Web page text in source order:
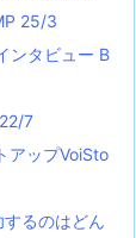
25/3
ンタビュー B
7
アップVoiSto
するのはどん